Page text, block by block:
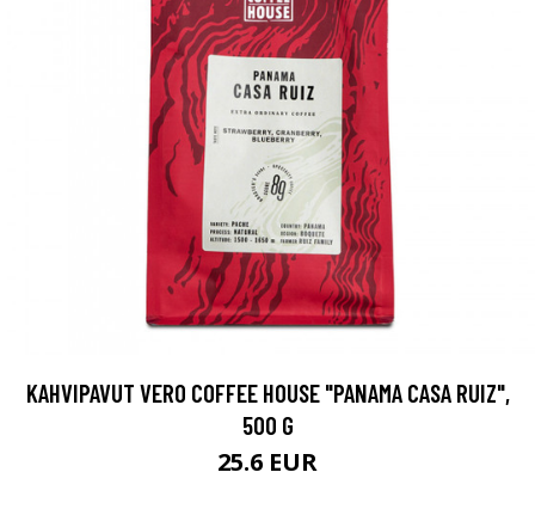
KAHVIPAVUT VERO COFFEE HOUSE "PANAMA CASA RUIZ",
500 G
25.6 EUR